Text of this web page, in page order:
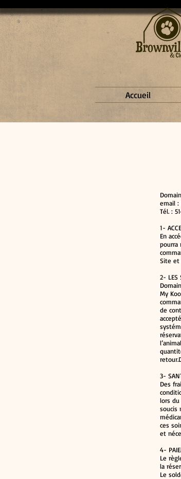
Accueil
email :
Tél. :
1-
En
pourra
Site et
2- LES
My
de
3-
Des
lors du
soucis
ces
et
4-
Le
la
Le